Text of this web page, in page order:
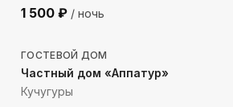
1 500 ₽ / ночь
583м до моря
ГОСТЕВОЙ ДОМ
Частный дом «Аппатур»
Кучугуры